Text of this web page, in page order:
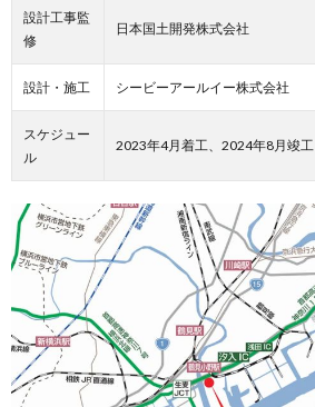
設計工事監
修
日本国土開発株式会社
設計・施工 シービーアールイー株式会社
スケジュー
ル
2023年4月着工、2024年8月竣工